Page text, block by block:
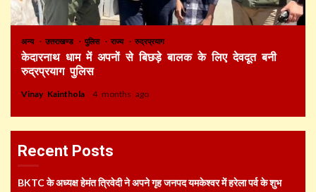
अन्य उत्तराखण्ड पुलिस राज्य रुद्रप्रयाग
केदारनाथ धाम में अपनों से बिछड़े बालक के लिए देवदूत बनी
रुद्रप्रयाग पुलिस
Vinay Kainthola 4 months ago
Recent Posts
BKTC के अध्यक्ष हेमंत त्रिवेदी ने अपने गृह जनपद यमकेश्वर में हरेला पर्व के शुभ